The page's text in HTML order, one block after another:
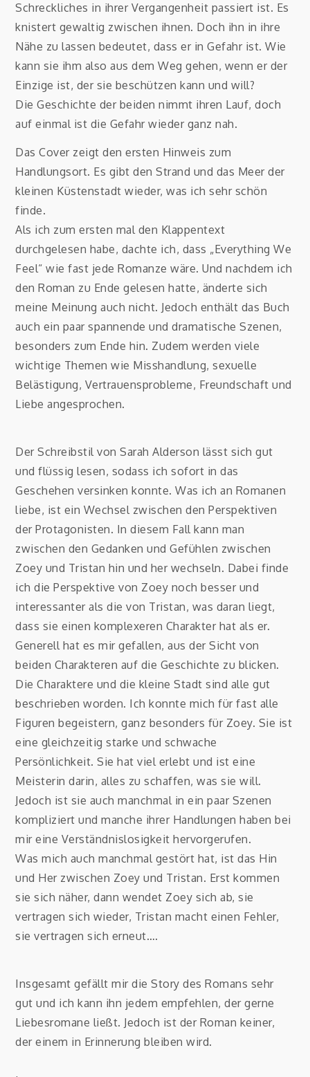
Schreckliches in ihrer Vergangenheit passiert ist. Es
knistert gewaltig zwischen ihnen. Doch ihn in ihre
Nähe zu lassen bedeutet, dass er in Gefahr ist. Wie
kann sie ihm also aus dem Weg gehen, wenn er der
Einzige ist, der sie beschützen kann und will?
Die Geschichte der beiden nimmt ihren Lauf, doch
auf einmal ist die Gefahr wieder ganz nah.
Das Cover zeigt den ersten Hinweis zum
Handlungsort. Es gibt den Strand und das Meer der
kleinen Küstenstadt wieder, was ich sehr schön
finde.
Als ich zum ersten mal den Klappentext
durchgelesen habe, dachte ich, dass „Everything We
Feel“ wie fast jede Romanze wäre. Und nachdem ich
den Roman zu Ende gelesen hatte, änderte sich
meine Meinung auch nicht. Jedoch enthält das Buch
auch ein paar spannende und dramatische Szenen,
besonders zum Ende hin. Zudem werden viele
wichtige Themen wie Misshandlung, sexuelle
Belästigung, Vertrauensprobleme, Freundschaft und
Liebe angesprochen.
Der Schreibstil von Sarah Alderson lässt sich gut
und flüssig lesen, sodass ich sofort in das
Geschehen versinken konnte. Was ich an Romanen
liebe, ist ein Wechsel zwischen den Perspektiven
der Protagonisten. In diesem Fall kann man
zwischen den Gedanken und Gefühlen zwischen
Zoey und Tristan hin und her wechseln. Dabei finde
ich die Perspektive von Zoey noch besser und
interessanter als die von Tristan, was daran liegt,
dass sie einen komplexeren Charakter hat als er.
Generell hat es mir gefallen, aus der Sicht von
beiden Charakteren auf die Geschichte zu blicken.
Die Charaktere und die kleine Stadt sind alle gut
beschrieben worden. Ich konnte mich für fast alle
Figuren begeistern, ganz besonders für Zoey. Sie ist
eine gleichzeitig starke und schwache
Persönlichkeit. Sie hat viel erlebt und ist eine
Meisterin darin, alles zu schaffen, was sie will.
Jedoch ist sie auch manchmal in ein paar Szenen
kompliziert und manche ihrer Handlungen haben bei
mir eine Verständnislosigkeit hervorgerufen.
Was mich auch manchmal gestört hat, ist das Hin
und Her zwischen Zoey und Tristan. Erst kommen
sie sich näher, dann wendet Zoey sich ab, sie
vertragen sich wieder, Tristan macht einen Fehler,
sie vertragen sich erneut….
Insgesamt gefällt mir die Story des Romans sehr
gut und ich kann ihn jedem empfehlen, der gerne
Liebesromane ließt. Jedoch ist der Roman keiner,
der einem in Erinnerung bleiben wird.